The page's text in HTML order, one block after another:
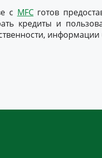
с MFCготов
кредиты и